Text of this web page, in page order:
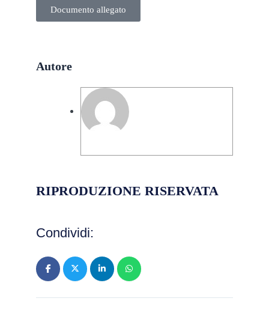
Documento allegato
Autore
RIPRODUZIONE RISERVATA
Condividi: